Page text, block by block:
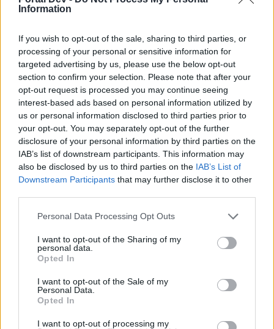
Information
If you wish to opt-out of the sale, sharing to third parties, or
processing of your personal or sensitive information for
targeted advertising by us, please use the below opt-out
section to confirm your selection. Please note that after your
opt-out request is processed you may continue seeing
interest-based ads based on personal information utilized by
us or personal information disclosed to third parties prior to
your opt-out. You may separately opt-out of the further
disclosure of your personal information by third parties on the
IAB’s list of downstream participants. This information may
also be disclosed by us to third parties on the IAB’s List of
Downstream Participants that may further disclose it to other
Personal Data Processing Opt Outs
I want to opt-out of the Sharing of my
personal data.
Opted In
I want to opt-out of the Sale of my
Personal Data.
Opted In
I want to opt-out of processing my
... und sehr viele die weit aus weniger haben
Dafür gab es doch am Ende eine Piccolo
17 Februar 2026
platzbauer